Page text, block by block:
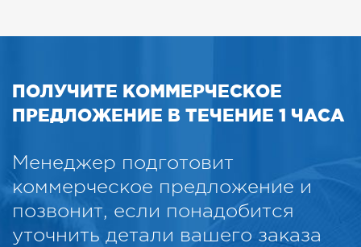
ПОЛУЧИТЕ КОММЕРЧЕСКОЕ
ПРЕДЛОЖЕНИЕ В ТЕЧЕНИЕ 1 ЧАСА
Менеджер подготовит
коммерческое предложение и
позвонит, если понадобится
уточнить детали вашего заказа